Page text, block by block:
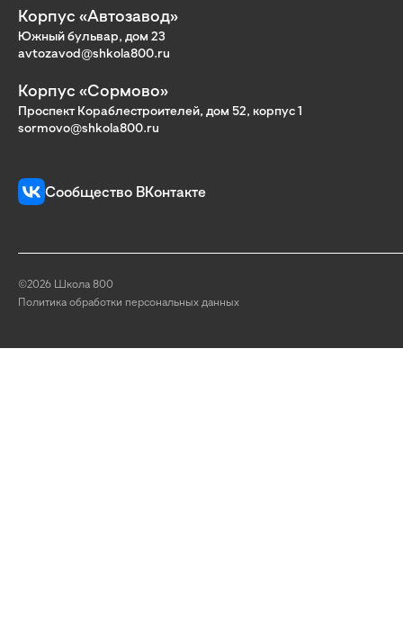
Корпус «Автозавод»
Южный бульвар, дом 23
avtozavod@shkola800.ru
Корпус «Сормово»
Проспект Кораблестроителей, дом 52, корпус 1
sormovo@shkola800.ru
Сообщество ВКонтакте
©2026 Школа 800
Политика обработки персональных данных